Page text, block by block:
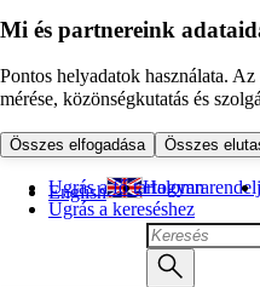
Mi és partnereink
Pontos helyadatok használata.
mérése, közönségkutatás és
Összes elfogadása Összes
Ugrás a fő tartalomra
Ugrás a kereséshez
English Hogyan rendelj